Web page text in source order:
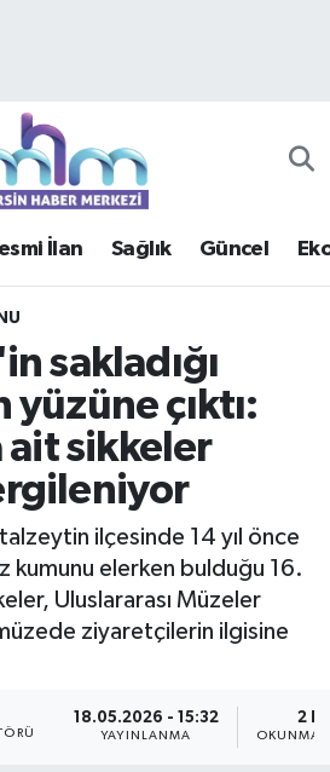
İlan Sağlık Güncel
sakladığı
yüzüne çıktı:
ait sikkeler
ilçesinde 14 yıl önce
kumunu elerken bulduğu 16.
Uluslararası Müzeler
ziyaretçilerin ilgisine
18.05.2026 - 15:32
YAYINLANMA
2
OKUNMA
Haritası
ve Fikstür